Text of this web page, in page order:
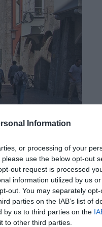
Information
or processing of your
use the below opt-out
out request is processed
information utilized by us
out. You may separately
parties on the IAB’s list of
by us to third parties on the
to other third parties.
Maximilien Ier. Cette
elle est surmontée
cuivre doré. Vous